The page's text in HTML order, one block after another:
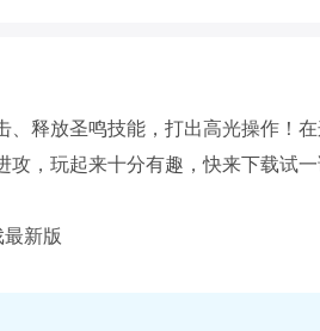
释放圣鸣技能，打出高光操作！
，玩起来十分有趣，快来下载试一